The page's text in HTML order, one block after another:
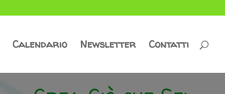
Calendario Newsletter Contatti